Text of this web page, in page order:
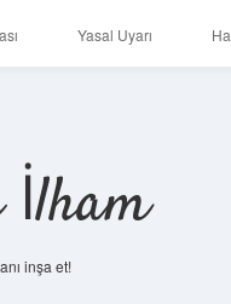
Yasal Uyarı
inşa et!